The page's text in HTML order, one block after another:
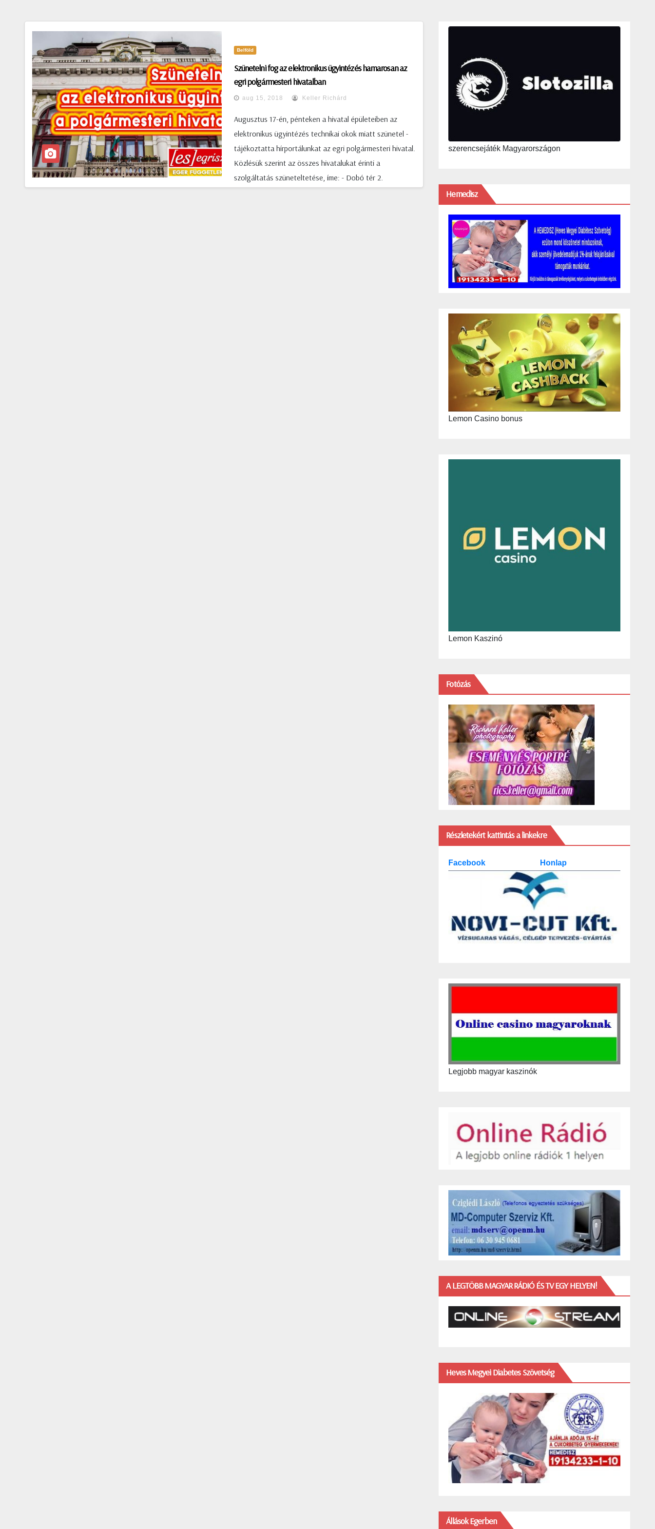
Belföld
Szünetelni fog az elektronikus ügyintézés hamarosan az
egri polgármesteri hivatalban
aug 15, 2018 Keller Richárd
Augusztus 17-én, pénteken a hivatal épületeiben az
elektronikus ügyintézés technikai okok miatt szünetel -
tájékoztatta hírportálunkat az egri polgármesteri hivatal.
Közlésük szerint az összes hivatalukat érinti a
szolgáltatás szüneteltetése, íme: - Dobó tér 2.
szerencsejáték Magyarországon
Hemedisz
Lemon Casino bonus
Lemon Kaszinó
Fotózás
Részletekért kattintás a linkekre
Facebook Honlap
Legjobb magyar kaszinók
A LEGTÖBB MAGYAR RÁDIÓ ÉS TV EGY HELYEN!
Heves Megyei Diabetes Szövetség
Állások Egerben